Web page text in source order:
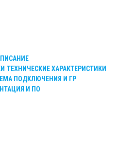
ТЕХНИЧЕСКИЕ ХАРАКТЕРИСТИКИ
ПОДКЛЮЧЕНИЯ И ГР
И ПО